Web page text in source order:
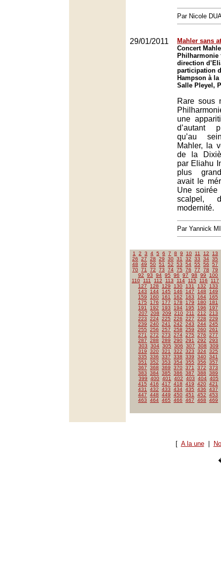
Par Nicole
29/01/2011
Mahler sans
Concert
Philharmonie
direction
participation
Hampson à
Salle Pleyel,
Rare sous
une
d’autant
qu’au
Mahler, la
de la
par Eliahu
plus
avait le
Une soirée
scalpel,
modernité.
Par Yannick
1 2 3 4 5 6 7 8 9 10 11 12
13
26
27 28 29 30 31 32 33 34 35
48
49 50 51 52 53 54 55 56
57
70 71 72 73 74 75 76 77 78
79
92
93 94 95 96 97 98 99
100
110
111 112 113 114 115 116
117
127
128 129 130 131 132
133
143
144 145 146 147 148
149
159
160 161 162 163 164
165
175
176 177 178 179 180
181
191
192 193 194 195 196
197
207
208 209 210 211 212
213
223
224 225 226 227 228
229
239
240 241 242 243 244 245
255
256 257 258 259 260 261
271
272 273 274 275 276
277
287
288 289 290 291 292
293
303
304 305 306 307 308
309
319
320 321 322 323 324 325
335
336 337 338 339 340 341
351
352 353 354 355 356
357
367
368 369 370 371 372
373
383
384 385 386 387 388
389
399
400 401 402 403 404 405
415
416 417 418 419 420 421
431
432 433 434 435 436
437
447
448 449 450 451 452
453
463
464 465 466 467 468 469
[ A la une|